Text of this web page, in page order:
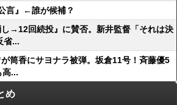
言』←誰が候補？
→12回続投』に賛否。新井監督「それは決
省...
筒香にサヨナラ被弾。坂倉11号！斉藤優5
高...
め